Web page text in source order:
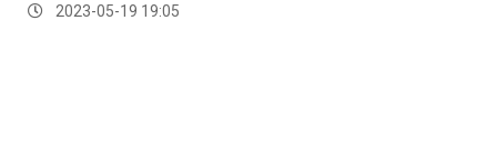
2023-05-19 19:05